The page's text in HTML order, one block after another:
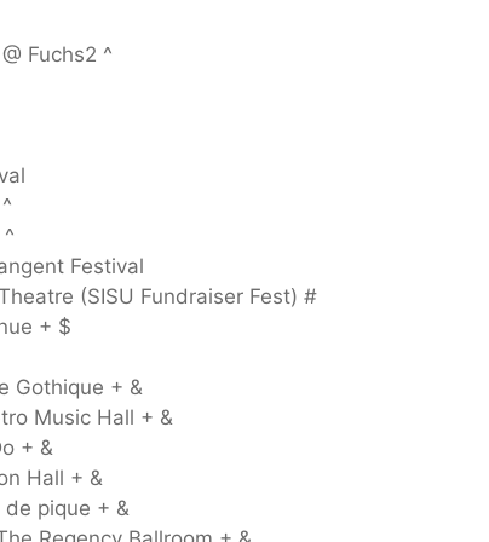
Fuchs2 ^
Festival
(SISU Fundraiser Fest) #
+ $
Gothique + &
Music Hall + &
+ &
Hall + &
pique + &